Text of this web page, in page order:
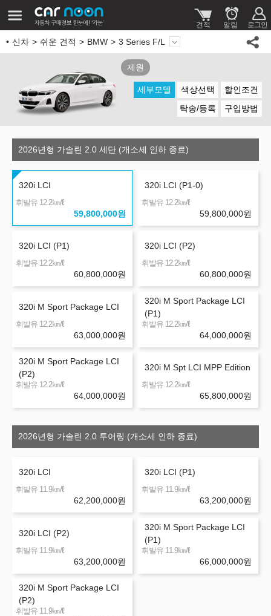
신차 쉬운 견적 BMW 3 Series F/L
제원
세부모델 색상선택
할인조건
탁송/등록
구입방법
2026년형 가솔린 2.0 세단 (개소세 인하 종료)
320i LCI
휘발유 12.2㎞/ℓ
59,800,000원
320i LCI (P1-0)
휘발유 12.2㎞/ℓ
59,800,000원
320i LCI (P1)
휘발유 12.2㎞/ℓ
60,800,000원
320i LCI (P2)
휘발유 12.2㎞/ℓ
60,800,000원
320i M Sport Package LCI
휘발유 12.2㎞/ℓ
63,000,000원
320i M Sport Package LCI
(P1)
휘발유 12.2㎞/ℓ
64,000,000원
320i M Sport Package LCI
(P2)
휘발유 12.2㎞/ℓ
64,000,000원
320i M Spt LCI MPP Edition
휘발유 12.2㎞/ℓ
65,800,000원
2026년형 가솔린 2.0 투어링 (개소세 인하 종료)
320i LCI
휘발유 11.9㎞/ℓ
62,200,000원
320i LCI (P1)
휘발유 11.9㎞/ℓ
63,200,000원
320i LCI (P2)
휘발유 11.9㎞/ℓ
63,200,000원
320i M Sport Package LCI
(P1)
휘발유 11.9㎞/ℓ
66,000,000원
320i M Sport Package LCI
(P2)
휘발유 11.9㎞/ℓ